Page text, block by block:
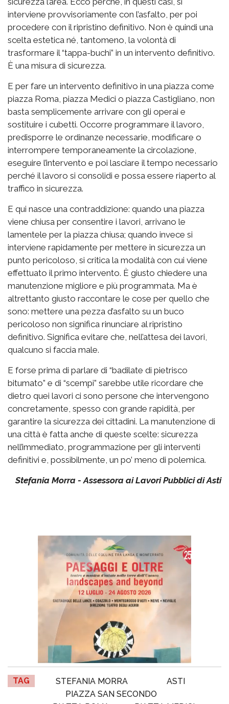
interviene provvisoriamente con l’asfalto, per poi
procedere con il ripristino definitivo. Non è quindi una
scelta estetica né, tantomeno, la volontà di
trasformare il “tappa-buchi” in un intervento definitivo.
È una misura di sicurezza.
E per fare un intervento definitivo in una piazza come
piazza Roma, piazza Medici o piazza Castigliano, non
basta semplicemente arrivare con gli operai e
sostituire i cubetti. Occorre programmare il lavoro,
predisporre le ordinanze necessarie, modificare o
interrompere temporaneamente la circolazione,
eseguire l’intervento e poi lasciare il tempo necessario
perché il lavoro si consolidi e possa essere riaperto al
traffico in sicurezza.
E qui nasce una contraddizione: quando una piazza
viene chiusa per consentire i lavori, arrivano le
lamentele per la piazza chiusa; quando invece si
interviene rapidamente per mettere in sicurezza un
punto pericoloso, si critica la modalità con cui viene
effettuato il primo intervento. È giusto chiedere una
manutenzione migliore e più programmata. Ma è
altrettanto giusto raccontare le cose per quello che
sono: mettere una pezza d’asfalto su un buco
pericoloso non significa rinunciare al ripristino
definitivo. Significa evitare che, nell’attesa dei lavori,
qualcuno si faccia male.
E forse prima di parlare di “badilate di pietrisco
bitumato” e di “scempi” sarebbe utile ricordare che
dietro quei lavori ci sono persone che intervengono
concretamente, spesso con grande rapidità, per
garantire la sicurezza dei cittadini. La manutenzione di
una città è fatta anche di queste scelte: sicurezza
nell’immediato, programmazione per gli interventi
definitivi e, possibilmente, un po’ meno di polemica.
Stefania Morra - Assessora ai Lavori Pubblici di Asti
TAG STEFANIA MORRA
ASTI
PIAZZA SAN SECONDO